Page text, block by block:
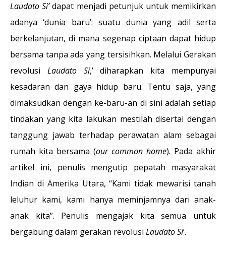
Laudato Si’dapat menjadi petunjuk untuk memikirkan
adanya ‘dunia baru’: suatu dunia yang adil serta
berkelanjutan, di mana segenap ciptaan dapat hidup
bersama tanpa ada yang tersisihkan. Melalui Gerakan
revolusi Laudato Si,’ diharapkan kita mempunyai
kesadaran dan gaya hidup baru. Tentu saja, yang
dimaksudkan dengan ke-baru-an di sini adalah setiap
tindakan yang kita lakukan mestilah disertai dengan
tanggung jawab terhadap perawatan alam sebagai
rumah kita bersama (our common home). Pada akhir
artikel ini, penulis mengutip pepatah masyarakat
Indian di Amerika Utara, “Kami tidak mewarisi tanah
leluhur kami, kami hanya meminjamnya dari anak-
anak kita”. Penulis mengajak kita semua untuk
bergabung dalam gerakan revolusi Laudato Si’.